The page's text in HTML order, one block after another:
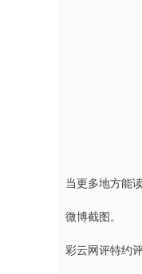
当更多地方能
微博截图。
彩云网评特约